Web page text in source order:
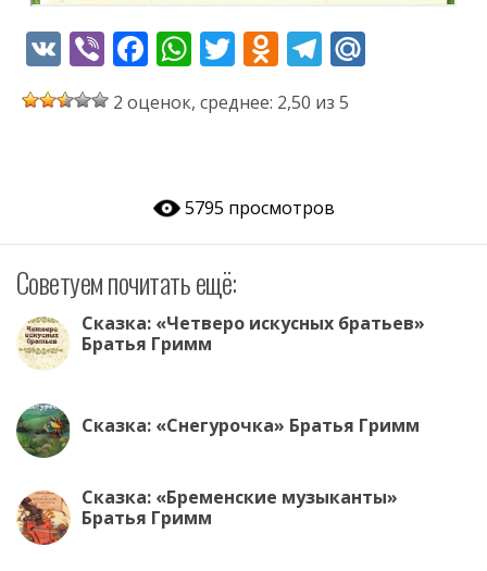
V
K
Vi
b
er
F
e
o
o
k
W
at
p
p
T
itt
O
d
n
as
s
ki
T
el
e
m
2 оценок, среднее: 2,50 из 5
5795 просмотров
Советуем почитать ещё:
Сказка: «Четверо искусных братьев»
Братья Гримм
Сказка: «Снегурочка» Братья Гримм
Сказка: «Бременские музыканты»
Братья Гримм